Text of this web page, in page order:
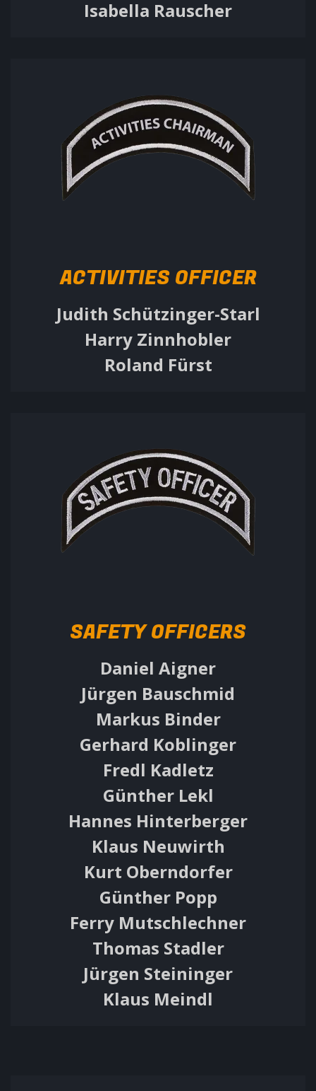
Isabella Rauscher
ACTIVITIES OFFICER
Judith Schützinger-Starl
Harry Zinnhobler
Roland Fürst
SAFETY OFFICERS
Daniel Aigner
Jürgen Bauschmid
Markus Binder
Gerhard Koblinger
Fredl Kadletz
Günther Lekl
Hannes Hinterberger
Klaus Neuwirth
Kurt Oberndorfer
Günther Popp
Ferry Mutschlechner
Thomas Stadler
Jürgen Steininger
Klaus Meindl